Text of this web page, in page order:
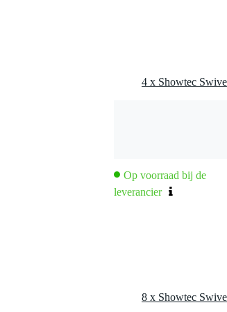
Op voorraad bij de
leverancier